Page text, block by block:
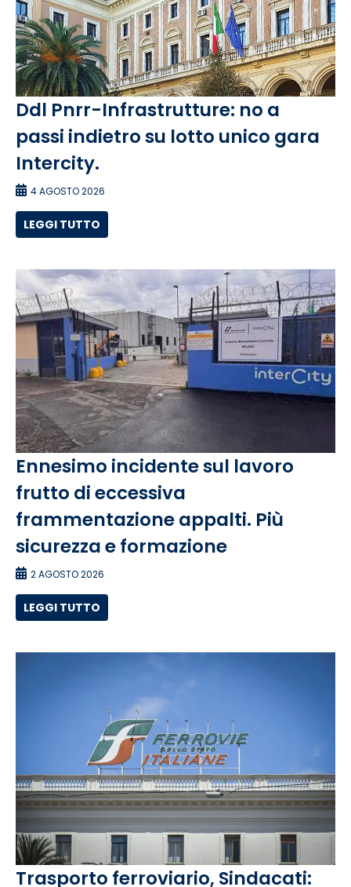
Ddl Pnrr-Infrastrutture: no a
passi indietro su lotto unico gara
Intercity.
4 AGOSTO 2026
LEGGI TUTTO
Ennesimo incidente sul lavoro
frutto di eccessiva
frammentazione appalti. Più
sicurezza e formazione
2 AGOSTO 2026
LEGGI TUTTO
Trasporto ferroviario, Sindacati: